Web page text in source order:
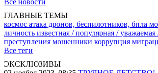
Все новости
ГЛАВНЫЕ ТЕМЫ
космос атака дронов, беспилотников, бпла
личность известная / популярная /
преступления мошенники коррупция
Все теги
ЭКСКЛЮЗИВЫ